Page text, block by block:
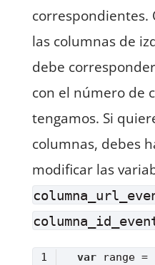
correspondientes.
las columnas de
debe
con el número de
tengamos. Si
columnas, debes
modificar las
var range =